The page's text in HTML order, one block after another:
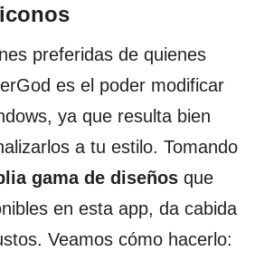
preferidas de quienes
es el poder modificar
ya que resulta bien
a tu estilo. Tomando
gama de diseños que
en esta app, da cabida
Veamos cómo hacerlo: